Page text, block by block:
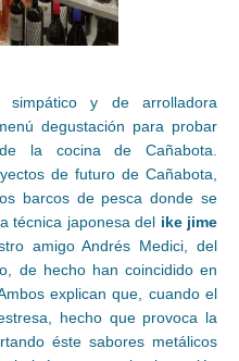
simpático y de arrolladora
degustación para probar
la cocina de Cañabota.
de futuro de Cañabota,
barcos de pesca donde se
técnica japonesa del ike jime
amigo Andrés Medici, del
de hecho han coincidido en
explican que, cuando el
hecho que provoca la
éste sabores metálicos